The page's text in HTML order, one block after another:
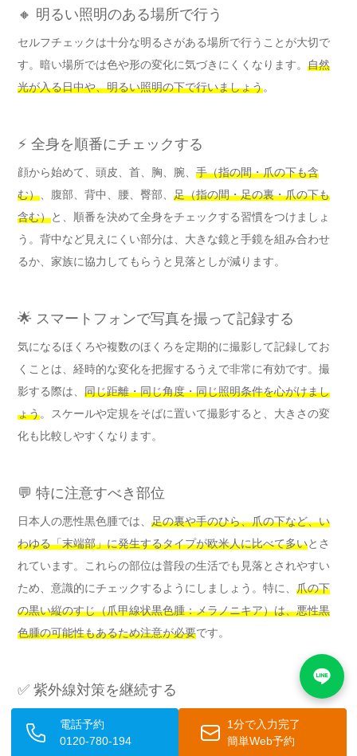
🔸 明るい照明のある場所で行う
セルフチェックは十分な明るさがある場所で行うことが大切で
す。暗い場所では色や形の変化に気づきにくくなります。 自然
光が入る日中や、明るい照明の下で行いましょう。
⚡ 全身を順番にチェックする
顔から始めて、頭皮、首、胸、腕、 手（指の間・爪の下も含
む）、腹部、背中、腰、臀部、 足（指の間・足の裏・爪の下も
含む）と、順番を決めて全身をチェックする習慣をつけましょ
う。背中など見えにくい部分は、大きな鏡と手鏡を組み合わせ
るか、家族に協力してもらうと見落としが減ります。
🌟 スマートフォンで写真を撮って記録する
気になるほくろや複数のほくろを定期的に撮影して記録してお
くことは、経時的な変化を把握するうえで非常に有効です。撮
影する際は、 同じ距離・同じ角度・同じ照明条件を心がけまし
ょう。スケールや定規をそばに置いて撮影すると、大きさの変
化も比較しやすくなります。
💬 特に注意すべき部位
日本人の悪性黒色腫では、 足の裏や手のひら、爪の下など、い
わゆる「末端部」に発生するタイプが欧米人に比べて多いとさ
れています。これらの部位は普段の生活でも見落とされやすい
ため、意識的にチェックするようにしましょう。特に、 爪の下
の黒い縦のすじ（爪甲線状黒色腫：メラノニキア）は、悪性黒
色腫の可能性もあるため注意が必要です。
✅ 紫外線対策を継続する
紫外線は皮膚がんの大きなリスク因子
であるとともに、ほくろ
の増加や変化にも関わるとされています。日焼け止めの使用、
電話予約
0120-780-194
1分で入力完了
簡単Web予約